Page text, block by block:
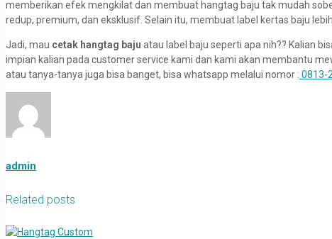
memberikan efek mengkilat dan membuat hangtag baju tak mudah
redup, premium, dan eksklusif. Selain itu, membuat label kertas baju
Jadi, mau cetak hangtag baju atau label baju seperti apa nih?? Kalian
impian kalian pada customer service kami dan kami akan membantu
atau tanya-tanya juga bisa banget, bisa whatsapp melalui nomor : 0813-
admin
Related posts